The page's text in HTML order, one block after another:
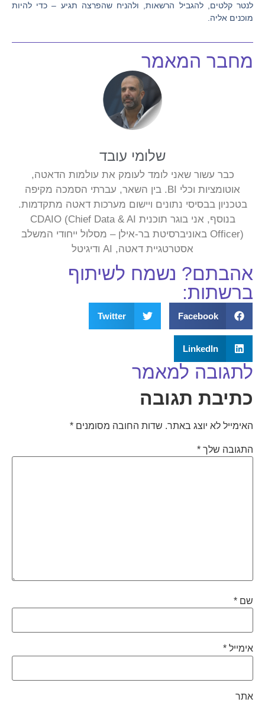
לנטר קלטים, להגביל הרשאות, ולהניח שהפרצה תגיע – כדי להיות
מוכנים אליה.
מחבר המאמר
שלומי עובד
כבר עשור שאני לומד לעומק את עולמות הדאטה,
אוטומציות וכלי BI. בין השאר, עברתי הסמכה מקיפה
בטכניון בבסיסי נתונים ויישום מערכות דאטה מתקדמות.
בנוסף, אני בוגר תוכנית CDAIO (Chief Data & AI
Officer) באוניברסיטת בר-אילן – מסלול ייחודי המשלב
אסטרטגיית דאטה, AI ודיגיטל
אהבתם? נשמח לשיתוף
ברשתות:
Facebook
Twitter
LinkedIn
לתגובה למאמר
כתיבת תגובה
האימייל לא יוצג באתר. שדות החובה מסומנים *
התגובה שלך *
שם *
אימייל *
אתר